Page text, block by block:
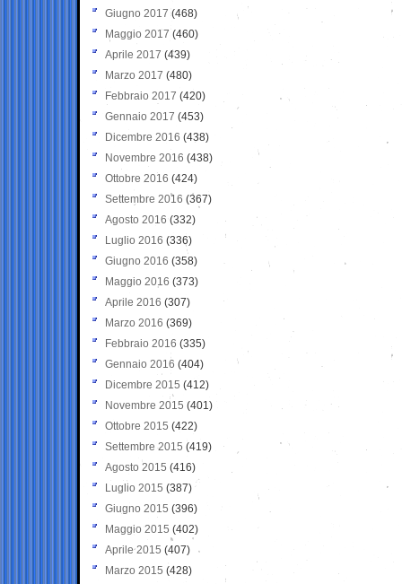
Giugno 2017 (468)
Maggio 2017 (460)
Aprile 2017 (439)
Marzo 2017 (480)
Febbraio 2017 (420)
Gennaio 2017 (453)
Dicembre 2016 (438)
Novembre 2016 (438)
Ottobre 2016 (424)
Settembre 2016 (367)
Agosto 2016 (332)
Luglio 2016 (336)
Giugno 2016 (358)
Maggio 2016 (373)
Aprile 2016 (307)
Marzo 2016 (369)
Febbraio 2016 (335)
Gennaio 2016 (404)
Dicembre 2015 (412)
Novembre 2015 (401)
Ottobre 2015 (422)
Settembre 2015 (419)
Agosto 2015 (416)
Luglio 2015 (387)
Giugno 2015 (396)
Maggio 2015 (402)
Aprile 2015 (407)
Marzo 2015 (428)